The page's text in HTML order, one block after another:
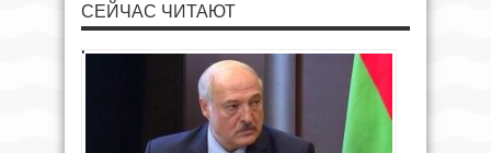
СЕЙЧАС ЧИТАЮТ